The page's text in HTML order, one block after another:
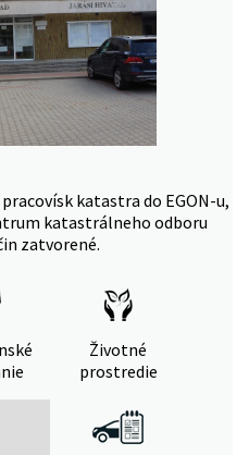
katastra do EGON-u,
katastrálneho odboru
zatvorené.
Životné
prostredie